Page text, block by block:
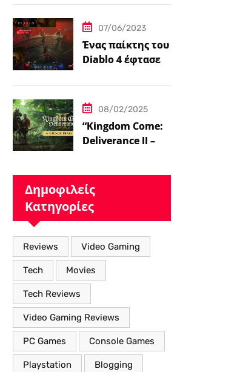
σήμερα πέντε
ταινίες Spider-
Man
07/06/2023
Ένας παίκτης του
Diablo 4 έφτασε
08/02/2025
“Kingdom Come:
Deliverance II – Η
Κόσμο με Νέα
Βελτιωμένα
Χαρακτηριστικά”
Δημοφιλείς
Κατηγορίες
Reviews Video Gaming
Tech Movies
Tech Reviews
Video Gaming Reviews
PC Games Console Games
Playstation Blogging